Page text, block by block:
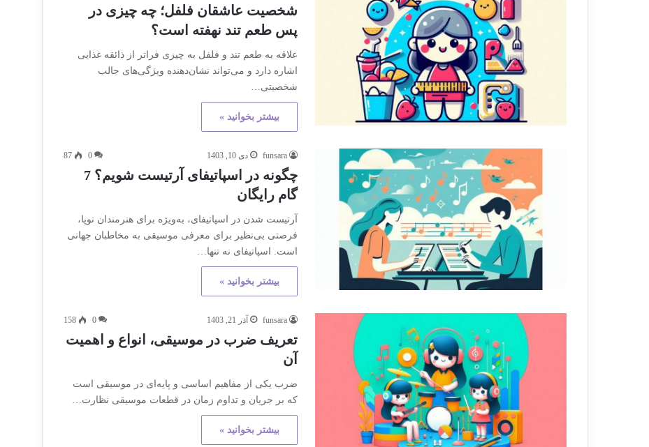
شخصیت عاشقان فلفل؛ چه چیزی در
پس طعم تند نهفته است؟
علاقه به طعم تند و فلفل به چیزی فراتر از ذائقه غذایی
اشاره دارد و می‌تواند نشان‌دهنده ویژگی‌های جالب
شخصیتی…
بیشتر بخوانید »
funsara دی 10, 1403 0
87
چگونه در اسپاتیفای آرتیست شویم؟ 7
گام رایگان
آرتیست شدن در اسپاتیفای، به‌ویژه برای هنرمندان نوپا،
فرصتی بی‌نظیر برای معرفی موسیقی به مخاطبان جهانی
است. اسپاتیفای نه تنها…
بیشتر بخوانید »
funsara آذر 21, 1403 0
158
تعریف ضرب در موسیقی، انواع و اهمیت
آن
ضرب یکی از مفاهیم اساسی و پایه‌ای در موسیقی است
که بر جریان و تداوم زمان در قطعات موسیقی نظارت…
بیشتر بخوانید »